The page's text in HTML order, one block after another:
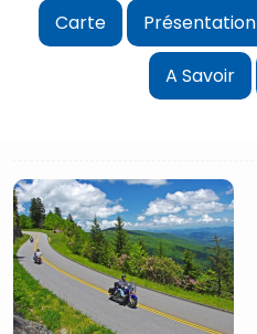
Carte Présentation
A Savoir